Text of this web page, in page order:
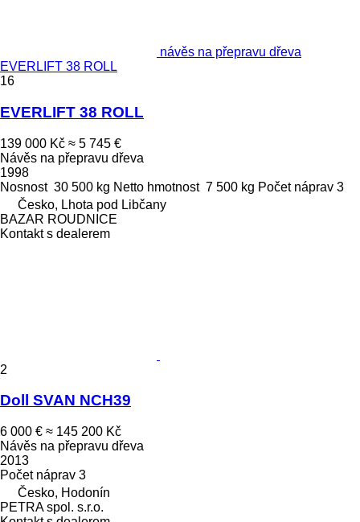
návěs na přepravu dřeva
EVERLIFT 38 ROLL
16
EVERLIFT 38 ROLL
139 000 Kč ≈ 5 745 €
Návěs na přepravu dřeva
1998
Nosnost 30 500 kg Netto hmotnost 7 500 kg Počet náprav 3
Česko, Lhota pod Libčany
BAZAR ROUDNICE
Kontakt s dealerem
2
Doll SVAN NCH39
6 000 € ≈ 145 200 Kč
Návěs na přepravu dřeva
2013
Počet náprav 3
Česko, Hodonín
PETRA spol. s.r.o.